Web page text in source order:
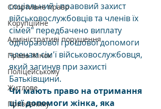
Спортивне право
Корупційне
Адміністративі порушення
Права Жінок
Поліцейському
Житлове
Призовнику
соціальний і правовий захист
військовослужбовців та членів їх
сімей" передбачено виплату
одноразової грошової допомоги
членам сім'ї військовослужбовця,
який загинув при захисті
Батьківщини.
Чи мають право на отримання
цієї допомоги жінка, яка